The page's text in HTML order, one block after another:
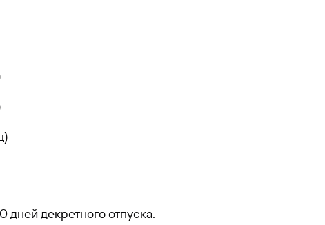
дней декретного отпуска.